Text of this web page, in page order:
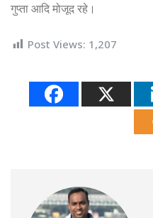
गुप्ता आदि मोजूद रहे।
Post Views: 1,207